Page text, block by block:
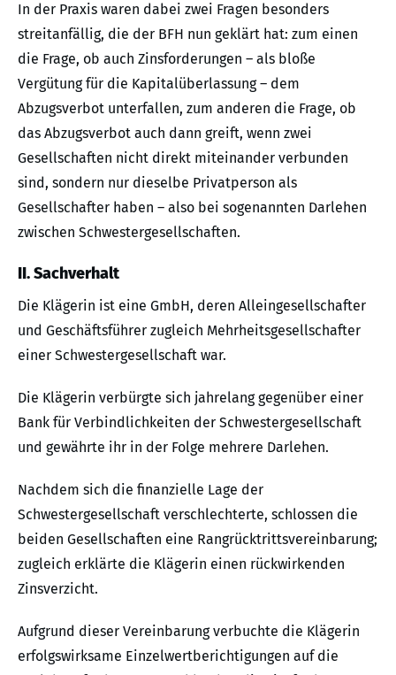
In der Praxis waren dabei zwei Fragen besonders
streitanfällig, die der BFH nun geklärt hat: zum einen
die Frage, ob auch Zinsforderungen – als bloße
Vergütung für die Kapitalüberlassung – dem
Abzugsverbot unterfallen, zum anderen die Frage, ob
das Abzugsverbot auch dann greift, wenn zwei
Gesellschaften nicht direkt miteinander verbunden
sind, sondern nur dieselbe Privatperson als
Gesellschafter haben – also bei sogenannten Darlehen
zwischen Schwestergesellschaften.
II. Sachverhalt
Die Klägerin ist eine GmbH, deren Alleingesellschafter
und Geschäftsführer zugleich Mehrheitsgesellschafter
einer Schwestergesellschaft war.
Die Klägerin verbürgte sich jahrelang gegenüber einer
Bank für Verbindlichkeiten der Schwestergesellschaft
und gewährte ihr in der Folge mehrere Darlehen.
Nachdem sich die finanzielle Lage der
Schwestergesellschaft verschlechterte, schlossen die
beiden Gesellschaften eine Rangrücktrittsvereinbarung;
zugleich erklärte die Klägerin einen rückwirkenden
Zinsverzicht.
Aufgrund dieser Vereinbarung verbuchte die Klägerin
erfolgswirksame Einzelwertberichtigungen auf die